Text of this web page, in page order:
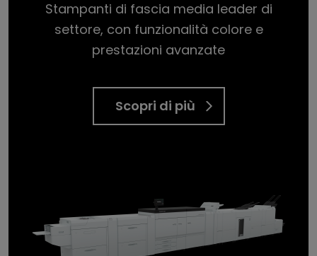
Stampanti di fascia media leader di
settore, con funzionalità colore e
prestazioni avanzate
Scopri di più